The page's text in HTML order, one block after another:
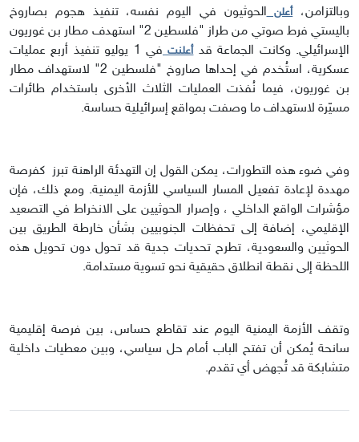
وبالتزامن،أعلن الحوثيون في اليوم نفسه، تنفيذ هجوم بصاروخ
باليستي فرط صوتي من طراز "فلسطين 2" استهدف مطار بن غوريون
الإسرائيلي. وكانت الجماعة قدأعلنت
في 1 يوليو تنفيذ أربع عمليات
عسكرية، استُخدم في إحداها صاروخ "فلسطين 2" لاستهداف مطار
بن غوريون، فيما نُفذت العمليات الثلاث الأخرى باستخدام طائرات
مسيّرة لاستهداف ما وصفت بمواقع إسرائيلية حساسة.
وفي ضوء هذه التطورات، يمكن القول إن التهدئة الراهنة تبرز كفرصة
مهددة لإعادة تفعيل المسار السياسي للأزمة اليمنية. ومع ذلك، فإن
مؤشرات الواقع الداخلي ، وإصرار الحوثيين على الانخراط في التصعيد
الإقليمي، إضافة إلى تحفظات الجنوبيين بشأن خارطة الطريق بين
الحوثيين والسعودية، تطرح تحديات جدية قد تحول دون تحويل هذه
اللحظة إلى نقطة انطلاق حقيقية نحو تسوية مستدامة.
وتقف الأزمة اليمنية اليوم عند تقاطع حساس، بين فرصة إقليمية
سانحة يُمكن أن تفتح الباب أمام حل سياسي، وبين معطيات داخلية
متشابكة قد تُجهض أي تقدم.